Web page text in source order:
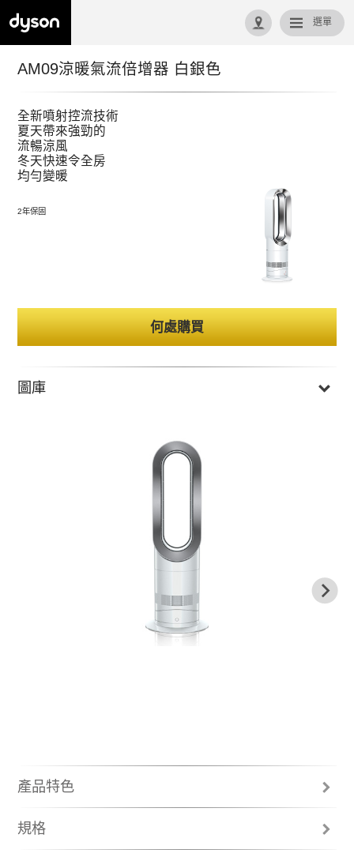
選單
回首頁
AM09涼暖氣流倍增器 白銀色
全新噴射控流技術
夏天帶來強勁的
流暢涼風
冬天快速令全房
均勻變暖
2年保固
何處購買
圖庫
產品特色
唯一配備噴射控流技術的涼暖氣流倍增器
規格